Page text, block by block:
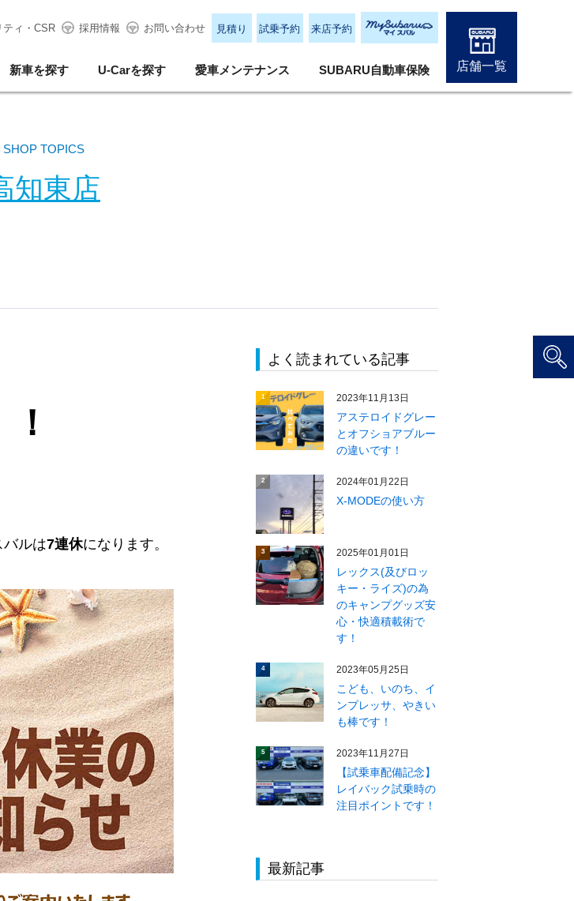
ィ・CSR 採用情報 お問い合わせ 見積り 試乗予約 来店予約
新車を探す U-Carを探す 愛車メンテナンス SUBARU自動車保険 店舗一覧
SHOP TOPICS
知東店
ルは7連休になります。
よく読まれている記事
1 2023年11月13日
アステロイドグレー
とオフショアブルー
の違いです！
2 2024年01月22日
X‐MODEの使い方
3 2025年01月01日
レックス(及びロッ
キー・ライズ)の為
のキャンプグッズ安
心・快適積載術で
す！
4 2023年05月25日
こども、いのち、イ
ンプレッサ、やきい
も棒です！
5 2023年11月27日
【試乗車配備記念】
レイバック試乗時の
注目ポイントです！
最新記事